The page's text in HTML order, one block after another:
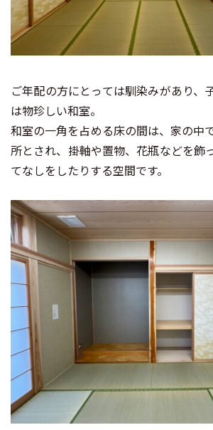
ご年配の方にとっては馴染みがあり、
は物珍しい和室。
和室の一角を占める床の間は、家の中
所とされ、掛軸や置物、花瓶などを飾
てなしをしたりする空間です。